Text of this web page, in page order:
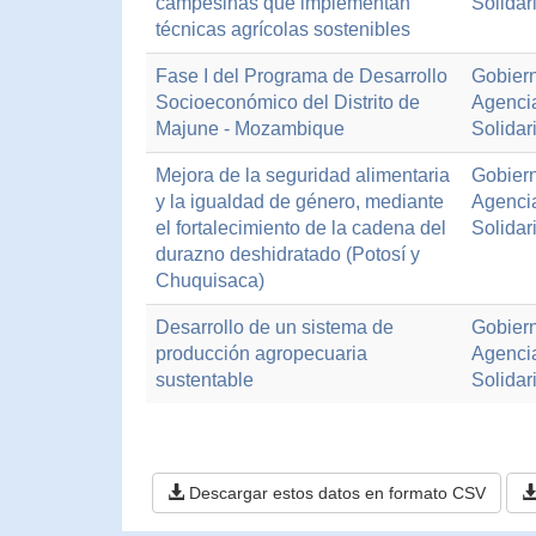
técnicas agrícolas sostenibles
Fase I del Programa de Desarrollo
Socioeconómico del Distrito de
Majune - Mozambique
Mejora de la seguridad alimentaria
y la igualdad de género, mediante
el fortalecimiento de la cadena del
durazno deshidratado (Potosí y
Chuquisaca)
Desarrollo de un sistema de
producción agropecuaria
sustentable
Descargar estos datos en formato CSV